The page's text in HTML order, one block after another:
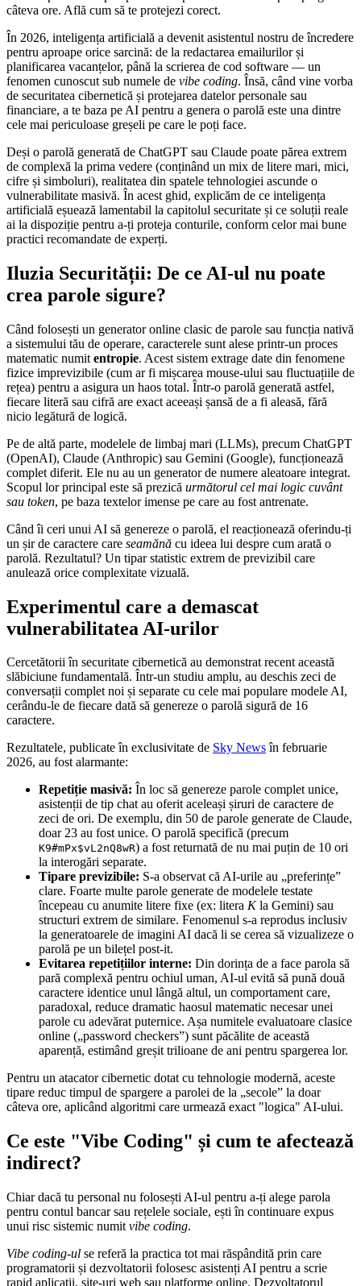
câteva ore. Află cum să te protejezi corect.
În 2026, inteligența artificială a devenit asistentul nostru de încredere
pentru aproape orice sarcină: de la redactarea emailurilor și
planificarea vacanțelor, până la scrierea de cod software — un
fenomen cunoscut sub numele de vibe coding. Însă, când vine vorba
de securitatea cibernetică și protejarea datelor personale sau
financiare, a te baza pe AI pentru a genera o parolă este una dintre
cele mai periculoase greșeli pe care le poți face.
Deși o parolă generată de ChatGPT sau Claude poate părea extrem
de complexă la prima vedere (conținând un mix de litere mari, mici,
cifre și simboluri), realitatea din spatele tehnologiei ascunde o
vulnerabilitate masivă. În acest ghid, explicăm de ce inteligența
artificială eșuează lamentabil la capitolul securitate și ce soluții reale
ai la dispoziție pentru a-ți proteja conturile, conform celor mai bune
practici recomandate de experți.
Iluzia Securității: De ce AI-ul nu poate
crea parole sigure?
Când folosești un generator online clasic de parole sau funcția nativă
a sistemului tău de operare, caracterele sunt alese printr-un proces
matematic numit entropie. Acest sistem extrage date din fenomene
fizice imprevizibile (cum ar fi mișcarea mouse-ului sau fluctuațiile de
rețea) pentru a asigura un haos total. Într-o parolă generată astfel,
fiecare literă sau cifră are exact aceeași șansă de a fi aleasă, fără
nicio legătură de logică.
Pe de altă parte, modelele de limbaj mari (LLMs), precum ChatGPT
(OpenAI), Claude (Anthropic) sau Gemini (Google), funcționează
complet diferit. Ele nu au un generator de numere aleatoare integrat.
Scopul lor principal este să prezică următorul cel mai logic cuvânt
sau token, pe baza textelor imense pe care au fost antrenate.
Când îi ceri unui AI să genereze o parolă, el reacționează oferindu-ți
un șir de caractere care seamănă cu ideea lui despre cum arată o
parolă. Rezultatul? Un tipar statistic extrem de previzibil care
anulează orice complexitate vizuală.
Experimentul care a demascat
vulnerabilitatea AI-urilor
Cercetătorii în securitate cibernetică au demonstrat recent această
slăbiciune fundamentală. Într-un studiu amplu, au deschis zeci de
conversații complet noi și separate cu cele mai populare modele AI,
cerându-le de fiecare dată să genereze o parolă sigură de 16
caractere.
Rezultatele, publicate în exclusivitate de Sky Newsîn februarie
2026, au fost alarmante:
Repetiție masivă: În loc să genereze parole complet unice,
asistenții de tip chat au oferit aceleași șiruri de caractere de
zeci de ori. De exemplu, din 50 de parole generate de Claude,
doar 23 au fost unice. O parolă specifică (precum
K9#mPx$vL2nQ8wR) a fost returnată de nu mai puțin de 10 ori
la interogări separate.
Tipare previzibile: S-a observat că AI-urile au „preferințe”
clare. Foarte multe parole generate de modelele testate
începeau cu anumite litere fixe (ex: litera Kla Gemini) sau
structuri extrem de similare. Fenomenul s-a reprodus inclusiv
la generatoarele de imagini AI dacă li se cerea să vizualizeze o
parolă pe un bilețel post-it.
Evitarea repetițiilor interne: Din dorința de a face parola să
pară complexă pentru ochiul uman, AI-ul evită să pună două
caractere identice unul lângă altul, un comportament care,
paradoxal, reduce dramatic haosul matematic necesar unei
parole cu adevărat puternice. Așa numitele evaluatoare clasice
online („password checkers”) sunt păcălite de această
aparență, estimând greșit trilioane de ani pentru spargerea lor.
Pentru un atacator cibernetic dotat cu tehnologie modernă, aceste
tipare reduc timpul de spargere a parolei de la „secole” la doar
câteva ore, aplicând algoritmi care urmează exact "logica" AI-ului.
Ce este "Vibe Coding" și cum te afectează
indirect?
Chiar dacă tu personal nu folosești AI-ul pentru a-ți alege parola
pentru contul bancar sau rețelele sociale, ești în continuare expus
unui risc sistemic numit vibe coding.
Vibe coding-ul se referă la practica tot mai răspândită prin care
programatorii și dezvoltatorii folosesc asistenți AI pentru a scrie
rapid aplicații, site-uri web sau platforme online. Dezvoltatorul